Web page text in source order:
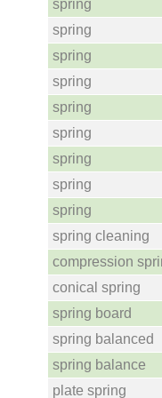
spring
spring
spring
spring
spring
spring
spring
spring
spring
spring cleaning
compression
conical spring
spring board
spring balanced
spring balance
plate spring